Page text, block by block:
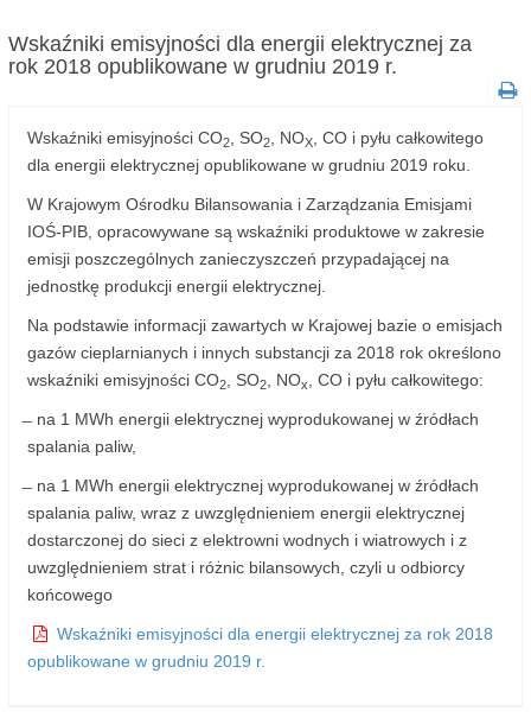
Wskaźniki emisyjności dla energii elektrycznej za
rok 2018 opublikowane w grudniu 2019 r.
Wskaźniki emisyjności CO2 , SO2 , NOX
, CO i pyłu całkowitego
dla energii elektrycznej opublikowane w grudniu 2019 roku.
W Krajowym Ośrodku Bilansowania i Zarządzania Emisjami
IOŚ-PIB, opracowywane są wskaźniki produktowe w zakresie
emisji poszczególnych zanieczyszczeń przypadającej na
jednostkę produkcji energii elektrycznej.
Na podstawie informacji zawartych w Krajowej bazie o emisjach
gazów cieplarnianych i innych substancji za 2018 rok określono
wskaźniki emisyjności CO2 , SO2 , NOx , CO i pyłu całkowitego:
̶ na 1 MWh energii elektrycznej wyprodukowanej w źródłach
spalania paliw,
̶ na 1 MWh energii elektrycznej wyprodukowanej w źródłach
spalania paliw, wraz z uwzględnieniem energii elektrycznej
dostarczonej do sieci z elektrowni wodnych i wiatrowych i z
uwzględnieniem strat i różnic bilansowych, czyli u odbiorcy
końcowego
Wskaźniki emisyjności dla energii elektrycznej za rok 2018
opublikowane w grudniu 2019 r.